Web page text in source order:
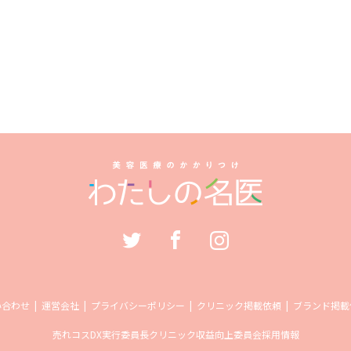
わせ 運営会社 プライバシーポリシー クリニック掲載依頼 ブランド掲
売れコスDX実行委員長クリニック収益向上委員会採用情報